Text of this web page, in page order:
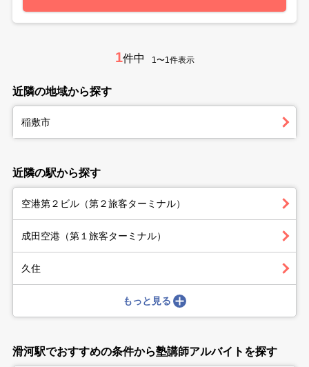
1件中 1〜1件表示
近隣の地域から探す
稲敷市
近隣の駅から探す
空港第２ビル（第２旅客ターミナル）
成田空港（第１旅客ターミナル）
久住
もっと見る
滑河駅でおすすめの条件から塾講師アルバイトを探す